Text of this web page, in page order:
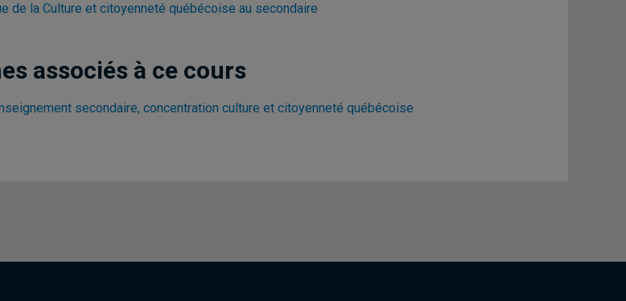
de la Culture et citoyenneté québécoise au secondaire
associés à ce cours
secondaire, concentration culture et citoyenneté québécoise